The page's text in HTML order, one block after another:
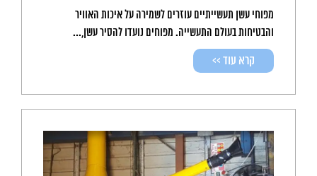
מפוחי עשן תעשייתיים עוזרים לשמירה על איכות האוויר
והבטיחות בעולם התעשייה. מפוחים נועדו להסיר עשן,...
קרא עוד >>